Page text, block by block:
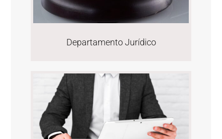
Departamento Jurídico